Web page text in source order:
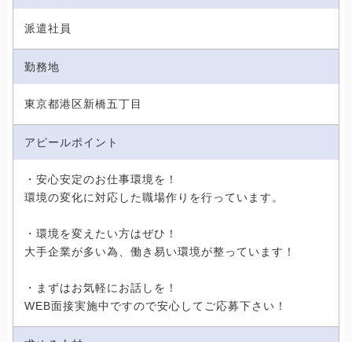
派遣社員
勤務地
東京都港区新橋五丁目
アピールポイント
・安心安定のお仕事環境を！
環境の変化に対応した職場作りを行っています。
・環境を変えたい方はぜひ！
大手企業が多い為、働き易い環境が整っています！
・まずはお気軽にお話しを！
WEB面接実施中ですので安心してご応募下さい！